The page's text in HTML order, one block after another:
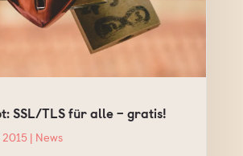
SSL/TLS für alle – gratis!
| News